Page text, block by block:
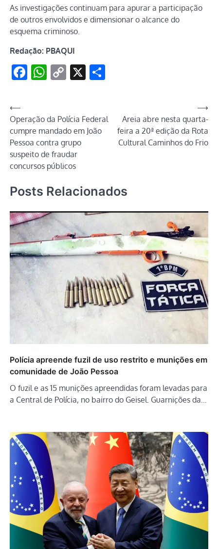
As investigações continuam para apurar a participação
de outros envolvidos e dimensionar o alcance do
esquema criminoso.
Redação: PBAQUI
Facebook
WhatsApp
Copy
X
Navegação
de
Post
⟵
Operação da Polícia Federal
cumpre mandado em João
Pessoa contra grupo
suspeito de fraudar
concursos públicos
Areia abre nesta quarta-
feira a 20ª edição da Rota
Cultural Caminhos do Frio
⟶
Posts Relacionados
Polícia apreende fuzil de uso restrito e munições em
comunidade de João Pessoa
O fuzil e as 15 munições apreendidas foram levadas para
a Central de Polícia, no bairro do Geisel. Guarnições da…